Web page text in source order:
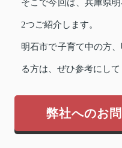
そこで今回は、兵庫県
2つご紹介します。
明石市で子育て中の方
る方は、ぜひ参考にして
弊社へのお